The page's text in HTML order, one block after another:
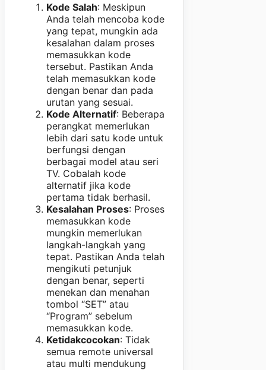
Kode Salah: Meskipun
Anda telah mencoba kode
yang tepat, mungkin ada
kesalahan dalam proses
memasukkan kode
tersebut. Pastikan Anda
telah memasukkan kode
dengan benar dan pada
urutan yang sesuai.
Kode Alternatif: Beberapa
perangkat memerlukan
lebih dari satu kode untuk
berfungsi dengan
berbagai model atau seri
TV. Cobalah kode
alternatif jika kode
pertama tidak berhasil.
Kesalahan Proses: Proses
memasukkan kode
mungkin memerlukan
langkah-langkah yang
tepat. Pastikan Anda telah
mengikuti petunjuk
dengan benar, seperti
menekan dan menahan
tombol “SET” atau
“Program” sebelum
memasukkan kode.
Ketidakcocokan: Tidak
semua remote universal
atau multi mendukung